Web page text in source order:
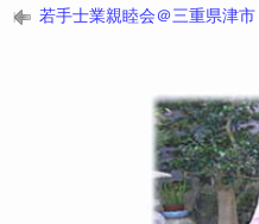
若手士業親睦会＠三重県津市